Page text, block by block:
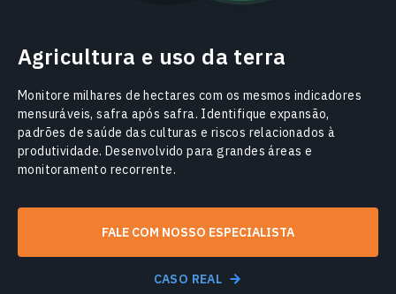
Agricultura e uso da terra
Monitore milhares de hectares com os mesmos indicadores
mensuráveis, safra após safra. Identifique expansão,
padrões de saúde das culturas e riscos relacionados à
produtividade. Desenvolvido para grandes áreas e
monitoramento recorrente.
FALE COM NOSSO ESPECIALISTA
CASO REAL